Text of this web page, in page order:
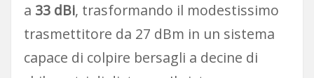
a 33 dBi, trasformando il modestissimo
trasmettitore da 27 dBm in un sistema
capace di colpire bersagli a decine di